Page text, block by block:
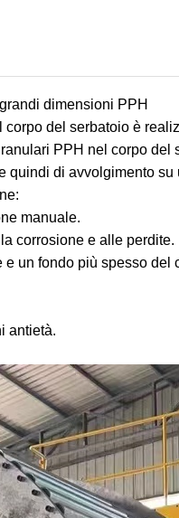
dimensioni PPH
del serbatoio è
PPH nel corpo del
quindi di avvolgimento
manuale.
corrosione e alle perdite.
un fondo più spesso del
antietà.